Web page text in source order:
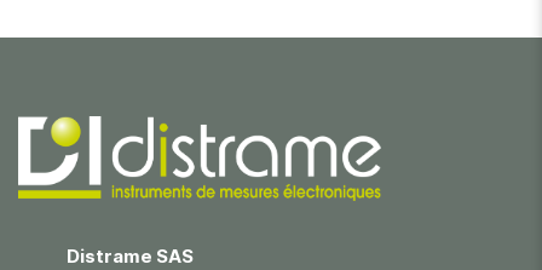
Distrame SAS